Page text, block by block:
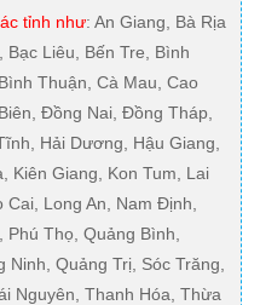
tỉnh như: An Giang, Bà Rịa
Bạc Liêu, Bến Tre, Bình
Thuận, Cà Mau, Cao
Đồng Nai, Đồng Tháp,
Hải Dương, Hậu Giang,
Kiên Giang, Kon Tum, Lai
Long An, Nam Định,
Thọ, Quảng Bình,
Quảng Trị, Sóc Trăng,
Nguyên, Thanh Hóa, Thừa